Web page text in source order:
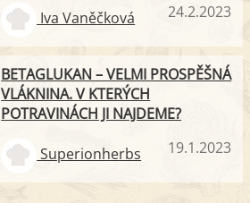
Iva Vaněčková 24.2.2023
BETAGLUKAN – VELMI PROSPĚŠNÁ
VLÁKNINA. V KTERÝCH
POTRAVINÁCH JI NAJDEME?
Superionherbs 19.1.2023